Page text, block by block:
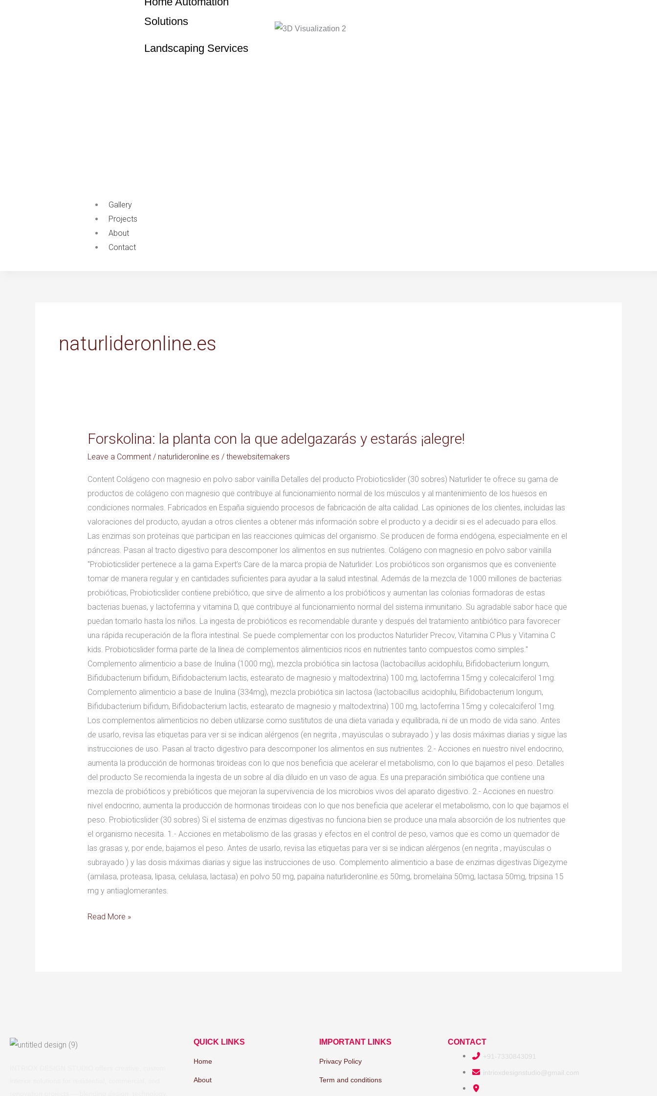
Solutions
Landscaping Services
Gallery
Projects
About
Contact
naturlideronline.es
Forskolina: la planta con la que adelgazarás y estarás ¡alegre!
Leave a Comment / naturlideronline.es / thewebsitemakers
Content Colágeno con magnesio en polvo sabor vainilla Detalles del producto Probioticslider (30 sobres) Naturlider te ofrece su gama de
productos de colágeno con magnesio que contribuye al funcionamiento normal de los músculos y al mantenimiento de los huesos en
condiciones normales. Fabricados en España siguiendo procesos de fabricación de alta calidad. Las opiniones de los clientes, incluidas las
valoraciones del producto, ayudan a otros clientes a obtener más información sobre el producto y a decidir si es el adecuado para ellos.
Las enzimas son proteínas que participan en las reacciones químicas del organismo. Se producen de forma endógena, especialmente en el
páncreas. Pasan al tracto digestivo para descomponer los alimentos en sus nutrientes. Colágeno con magnesio en polvo sabor vainilla
"Probioticslider pertenece a la gama Expert’s Care de la marca propia de Naturlider. Los probióticos son organismos que es conveniente
tomar de manera regular y en cantidades suficientes para ayudar a la salud intestinal. Además de la mezcla de 1000 millones de bacterias
probióticas, Probioticslider contiene prebiótico, que sirve de alimento a los probióticos y aumentan las colonias formadoras de estas
bacterias buenas, y lactoferrina y vitamina D, que contribuye al funcionamiento normal del sistema inmunitario. Su agradable sabor hace que
puedan tomarlo hasta los niños. La ingesta de probióticos es recomendable durante y después del tratamiento antibiótico para favorecer
una rápida recuperación de la flora intestinal. Se puede complementar con los productos Naturlider Precov, Vitamina C Plus y Vitamina C
kids. Probioticslider forma parte de la línea de complementos alimenticios ricos en nutrientes tanto compuestos como simples."
Complemento alimenticio a base de Inulina (1000 mg), mezcla probiótica sin lactosa (lactobacillus acidophilu, Bifidobacterium longum,
Bifidubacterium bifidum, Bifidobacterium lactis, estearato de magnesio y maltodextrina) 100 mg, lactoferrina 15mg y colecalciferol 1mg.
Complemento alimenticio a base de Inulina (334mg), mezcla probiótica sin lactosa (lactobacillus acidophilu, Bifidobacterium longum,
Bifidubacterium bifidum, Bifidobacterium lactis, estearato de magnesio y maltodextrina) 100 mg, lactoferrina 15mg y colecalciferol 1mg.
Los complementos alimenticios no deben utilizarse como sustitutos de una dieta variada y equilibrada, ni de un modo de vida sano. Antes
de usarlo, revisa las etiquetas para ver si se indican alérgenos (en negrita , mayúsculas o subrayado ) y las dosis máximas diarias y sigue las
instrucciones de uso. Pasan al tracto digestivo para descomponer los alimentos en sus nutrientes. 2.- Acciones en nuestro nivel endocrino,
aumenta la producción de hormonas tiroideas con lo que nos beneficia que acelerar el metabolismo, con lo que bajamos el peso. Detalles
del producto Se recomienda la ingesta de un sobre al día diluido en un vaso de agua. Es una preparación simbiótica que contiene una
mezcla de probióticos y prebióticos que mejoran la supervivencia de los microbios vivos del aparato digestivo. 2.- Acciones en nuestro
nivel endocrino, aumenta la producción de hormonas tiroideas con lo que nos beneficia que acelerar el metabolismo, con lo que bajamos el
peso. Probioticslider (30 sobres) Si el sistema de enzimas digestivas no funciona bien se produce una mala absorción de los nutrientes que
el organismo necesita. 1.- Acciones en metabolismo de las grasas y efectos en el control de peso, vamos que es como un quemador de
las grasas y, por ende, bajamos el peso. Antes de usarlo, revisa las etiquetas para ver si se indican alérgenos (en negrita , mayúsculas o
subrayado ) y las dosis máximas diarias y sigue las instrucciones de uso. Complemento alimenticio a base de enzimas digestivas Digezyme
(amilasa, proteasa, lipasa, celulasa, lactasa) en polvo 50 mg, papaína naturlideronline.es 50mg, bromelaína 50mg, lactasa 50mg, tripsina 15
mg y antiaglomerantes.
Forskolina:
con
la
que
adelgazarás
y
estarás
¡alegre!
Read More »
QUICK LINKS
Home
About
IMPORTANT LINKS
Privacy Policy
Term and conditions
CONTACT
+91-7330843091
intrioxdesignstudio@gmail.com